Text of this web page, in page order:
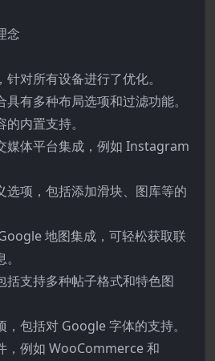
念
对所有设备进行了优化。
有多种布局选项和过滤功能。
内置支持。
媒体平台集成，例如 Instagram
选项，包括添加滑块、图库等的
地图集成，可轻松获取联
括支持多种帖子格式和特色图
包括对 Google 字体的支持。
，例如 WooCommerce 和